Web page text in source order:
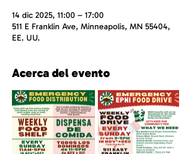
14 dic 2025, 11:00 – 17:00
511 E Franklin Ave, Minneapolis, MN 55404,
EE. UU.
Acerca del evento